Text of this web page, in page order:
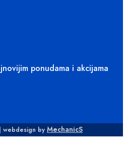
ponudama i akcijama
webdesign by MechanicS